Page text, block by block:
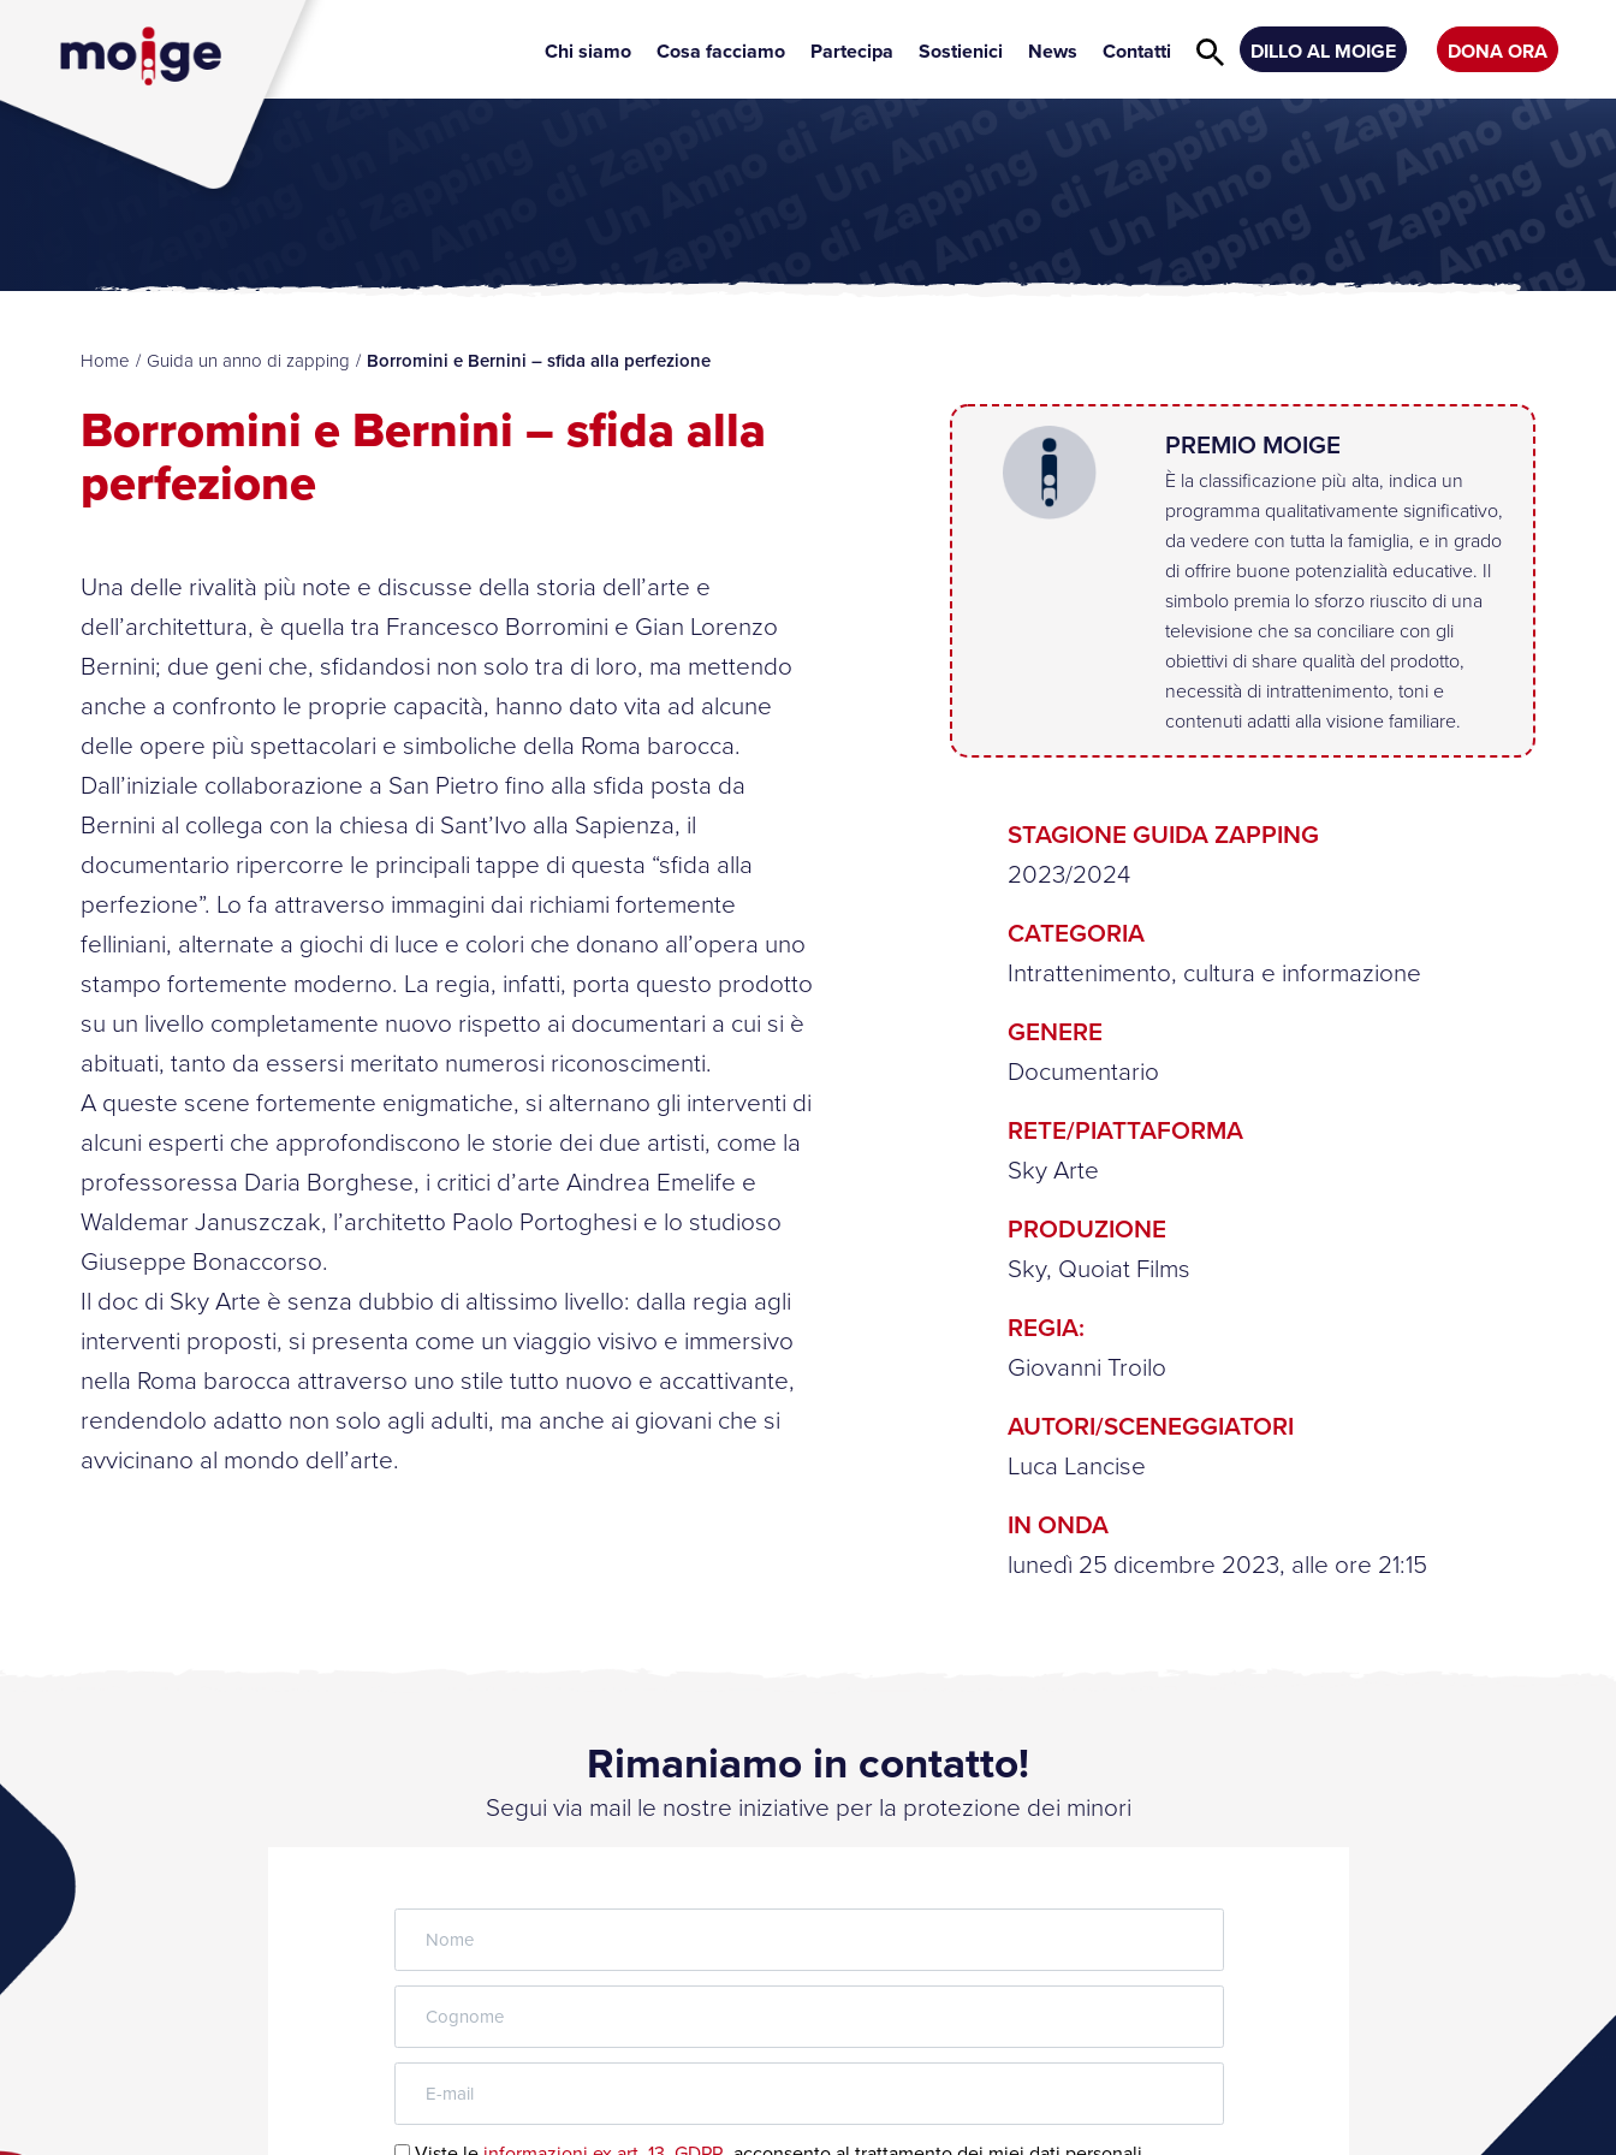
Chi siamo Cosa facciamo Partecipa Sostienici News Contatti DILLO AL MOIGE DONA ORA
Home / Guida un anno di zapping / Borromini e Bernini – sfida alla perfezione
Borromini e Bernini – sfida alla
perfezione
Una delle rivalità più note e discusse della storia dell’arte e
dell’architettura, è quella tra Francesco Borromini e Gian Lorenzo
Bernini; due geni che, sfidandosi non solo tra di loro, ma mettendo
anche a confronto le proprie capacità, hanno dato vita ad alcune
delle opere più spettacolari e simboliche della Roma barocca.
Dall’iniziale collaborazione a San Pietro fino alla sfida posta da
Bernini al collega con la chiesa di Sant’Ivo alla Sapienza, il
documentario ripercorre le principali tappe di questa “sfida alla
perfezione”. Lo fa attraverso immagini dai richiami fortemente
felliniani, alternate a giochi di luce e colori che donano all’opera uno
stampo fortemente moderno. La regia, infatti, porta questo prodotto
su un livello completamente nuovo rispetto ai documentari a cui si è
abituati, tanto da essersi meritato numerosi riconoscimenti.
A queste scene fortemente enigmatiche, si alternano gli interventi di
alcuni esperti che approfondiscono le storie dei due artisti, come la
professoressa Daria Borghese, i critici d’arte Aindrea Emelife e
Waldemar Januszczak, l’architetto Paolo Portoghesi e lo studioso
Giuseppe Bonaccorso.
Il doc di Sky Arte è senza dubbio di altissimo livello: dalla regia agli
interventi proposti, si presenta come un viaggio visivo e immersivo
nella Roma barocca attraverso uno stile tutto nuovo e accattivante,
rendendolo adatto non solo agli adulti, ma anche ai giovani che si
avvicinano al mondo dell’arte.
PREMIO MOIGE
È la classificazione più alta, indica un
programma qualitativamente significativo,
da vedere con tutta la famiglia, e in grado
di offrire buone potenzialità educative. Il
simbolo premia lo sforzo riuscito di una
televisione che sa conciliare con gli
obiettivi di share qualità del prodotto,
necessità di intrattenimento, toni e
contenuti adatti alla visione familiare.
STAGIONE GUIDA ZAPPING
2023/2024
CATEGORIA
Intrattenimento, cultura e informazione
GENERE
Documentario
RETE/PIATTAFORMA
Sky Arte
PRODUZIONE
Sky, Quoiat Films
REGIA:
Giovanni Troilo
AUTORI/SCENEGGIATORI
Luca Lancise
IN ONDA
lunedì 25 dicembre 2023, alle ore 21:15
Rimaniamo in contatto!
Segui via mail le nostre iniziative per la protezione dei minori